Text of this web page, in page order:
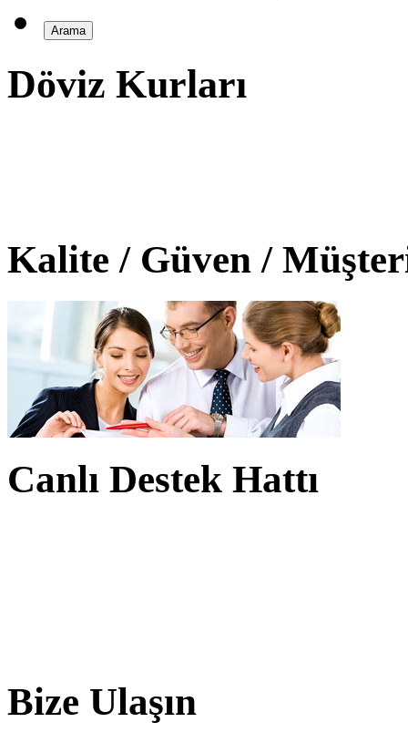
Döviz Kurları
Kalite / Güven /
Canlı Destek Hattı
Bize Ulaşın